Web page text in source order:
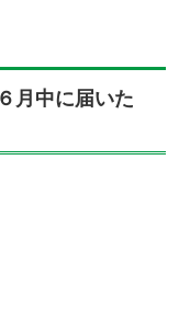
月中に届いた